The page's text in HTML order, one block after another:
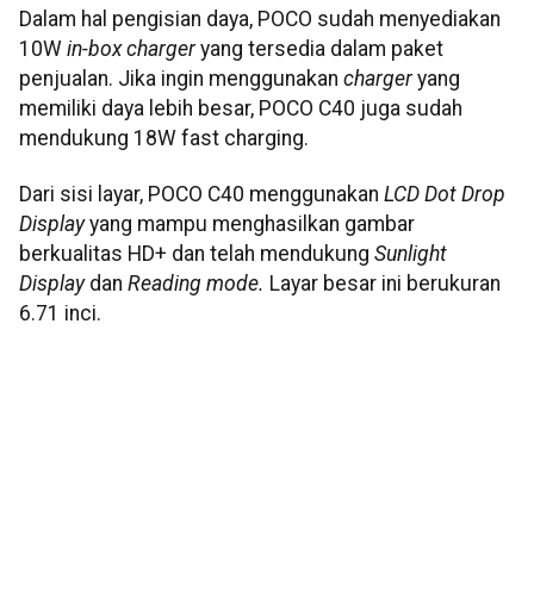
Dalam hal pengisian daya, POCO sudah menyediakan
10W in-box chargeryang tersedia dalam paket
penjualan. Jika ingin menggunakan chargeryang
memiliki daya lebih besar, POCO C40 juga sudah
mendukung 18W fast charging.
Dari sisi layar, POCO C40 menggunakan LCD Dot Drop
Displayyang mampu menghasilkan gambar
berkualitas HD+ dan telah mendukung Sunlight
Display dan Reading mode. Layar besar ini berukuran
6.71 inci.